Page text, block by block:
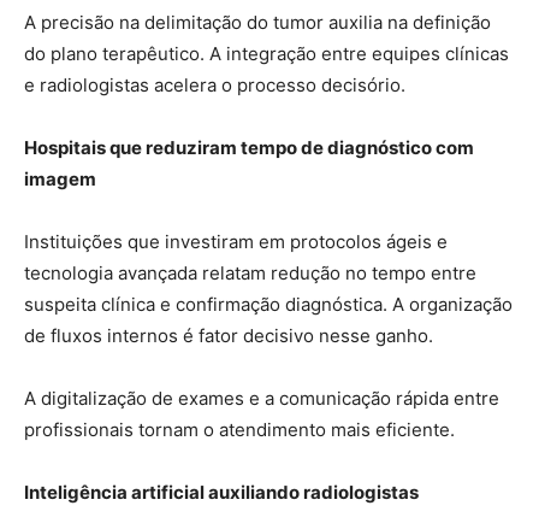
A precisão na delimitação do tumor auxilia na definição
do plano terapêutico. A integração entre equipes clínicas
e radiologistas acelera o processo decisório.
Hospitais que reduziram tempo de diagnóstico com
imagem
Instituições que investiram em protocolos ágeis e
tecnologia avançada relatam redução no tempo entre
suspeita clínica e confirmação diagnóstica. A organização
de fluxos internos é fator decisivo nesse ganho.
A digitalização de exames e a comunicação rápida entre
profissionais tornam o atendimento mais eficiente.
Inteligência artificial auxiliando radiologistas